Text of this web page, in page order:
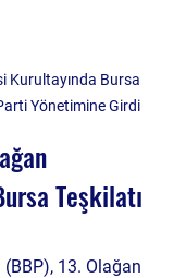
Kurultayında Bursa
Yönetimine Girdi
Teşkilatı
13. Olağan